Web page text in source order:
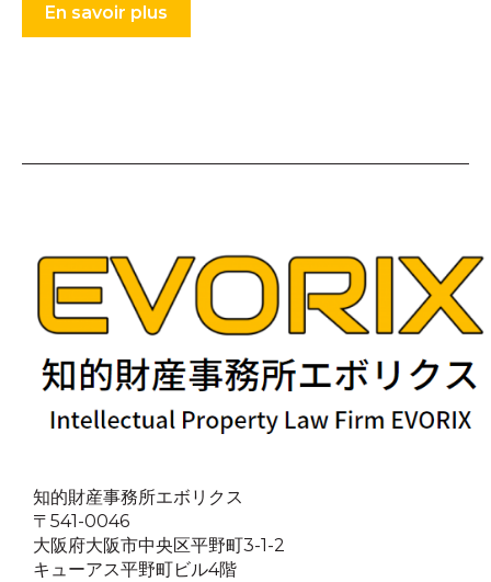
En savoir plus
知的財産事務所エボリクス
〒541-0046
大阪府大阪市中央区平野町3-1-2
キューアス平野町ビル4階